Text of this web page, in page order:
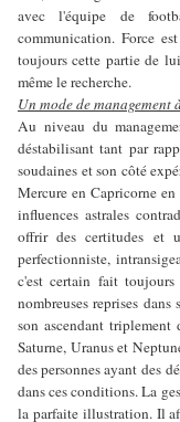
avec l'équipe de
communication. Force
toujours cette partie de
même le recherche.
Un mode de
Au niveau du
déstabilisant tant par
soudaines et son côté
Mercure en Capricorne
influences astrales
offrir des certitudes et
perfectionniste,
c'est certain fait
nombreuses reprises
son ascendant
Saturne, Uranus et
des personnes ayant des
dans ces conditions. La
la parfaite illustration. Il